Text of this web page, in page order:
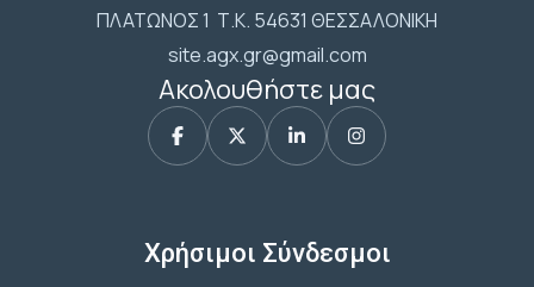
ΠΛΑΤΩΝΟΣ 1 Τ.Κ. 54631 ΘΕΣΣΑΛΟΝΙΚΗ
site.agx.gr@gmail.com
Ακολουθήστε μας
Χρήσιμοι Σύνδεσμοι